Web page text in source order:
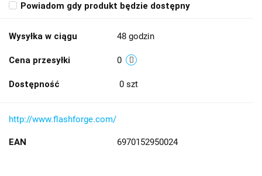
Powiadom gdy produkt będzie dostępny
Wysyłka w ciągu 48 godzin
Cena przesyłki 0
Dostępność 0 szt
http://www.flashforge.com/
EAN 6970152950024